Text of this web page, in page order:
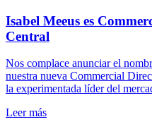
Isabel Meeus es
Central
Nos complace anunciar el
nuestra nueva Commercial
la experimentada líder del
Leer más